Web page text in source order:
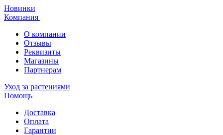
Новинки
Компания
О компании
Отзывы
Реквизиты
Магазины
Партнерам
Уход за растениями
Помощь
Доставка
Оплата
Гарантии